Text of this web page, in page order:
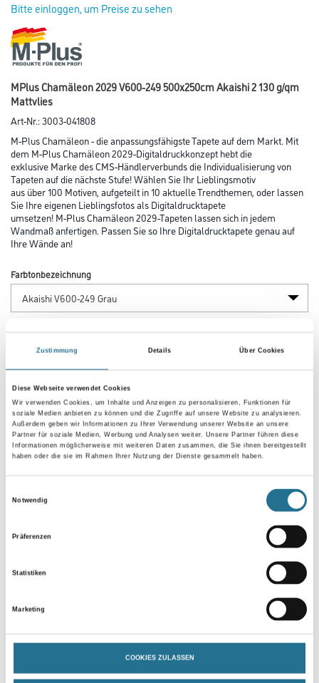
Zustimmung Details Über Cookies
Diese Webseite verwendet Cookies
Wir verwenden Cookies, um Inhalte und Anzeigen zu personalisieren, Funktionen für
soziale Medien anbieten zu können und die Zugriffe auf unsere Website zu analysieren.
Außerdem geben wir Informationen zu Ihrer Verwendung unserer Website an unsere
Partner für soziale Medien, Werbung und Analysen weiter. Unsere Partner führen diese
Informationen möglicherweise mit weiteren Daten zusammen, die Sie ihnen bereitgestellt
haben oder die sie im Rahmen Ihrer Nutzung der Dienste gesammelt haben.
Notwendig
Präferenzen
Statistiken
Marketing
COOKIES ZULASSEN
Bitte einloggen, um Preise zu sehen
MPlus Chamäleon 2029 V600-249 500x250cm Akaishi 2 130 g/qm
Mattvlies
Art-Nr.:3003-041808
M-Plus Chamäleon - die anpassungsfähigste Tapete auf dem Markt. Mit
dem M-Plus Chamäleon 2029-Digitaldruckkonzept hebt die
exklusive Marke des CMS-Händlerverbunds die Individualisierung von
Tapeten auf die nächste Stufe! Wählen Sie Ihr Lieblingsmotiv
aus über 100 Motiven, aufgeteilt in 10 aktuelle Trendthemen, oder lassen
Sie Ihre eigenen Lieblingsfotos als Digitaldrucktapete
umsetzen! M-Plus Chamäleon 2029-Tapeten lassen sich in jedem
Wandmaß anfertigen. Passen Sie so Ihre Digitaldrucktapete genau auf
Ihre Wände an!
Farbtonbezeichnung
Länge in centimeter
Breite in centimeter
Gebinde
Umrechnungsfaktoren